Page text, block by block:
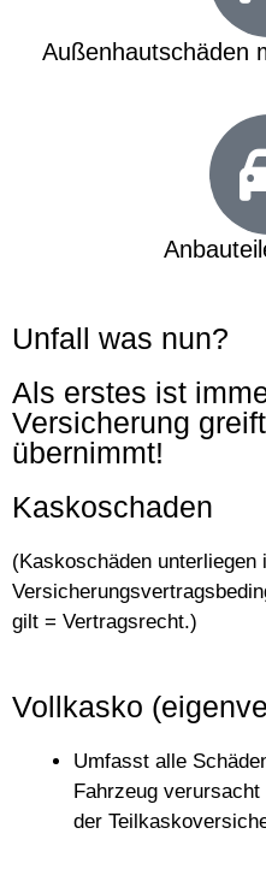
Außenhautschäden
Unfall was nun?
Als erstes ist
Versicherung
übernimmt!
Kaskoschaden
(Kaskoschäden unterliegen
gilt = Vertragsrecht.)
Vollkasko
Umfasst alle
Fahrzeug
der